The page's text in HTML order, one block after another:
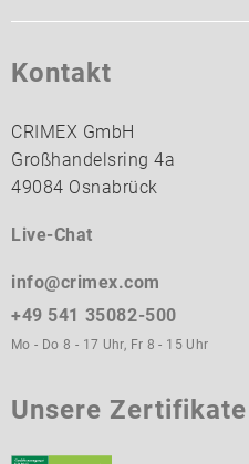
Kontakt
CRIMEX GmbH
Großhandelsring 4a
49084 Osnabrück
Live-Chat
info@crimex.com
+49 541 35082-500
Mo - Do 8 - 17 Uhr, Fr 8 - 15 Uhr
Unsere Zertifikate